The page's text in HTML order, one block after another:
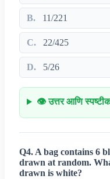
B. 11/221
C. 22/425
D. 5/26
👁️ उत्तर आणि
Q4. A bag contains 6
drawn at random.
drawn is white?